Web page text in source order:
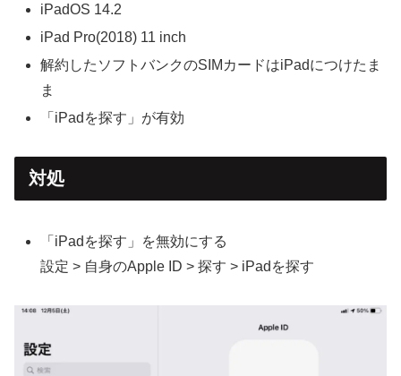
iPadOS 14.2
iPad Pro(2018) 11 inch
解約したソフトバンクのSIMカードはiPadにつけたま
ま
「iPadを探す」が有効
対処
「iPadを探す」を無効にする
設定 > 自身のApple ID > 探す > iPadを探す